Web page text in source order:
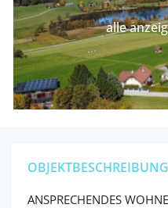
alle
OBJEKTBESCHREIBUNG
ANSPRECHENDES